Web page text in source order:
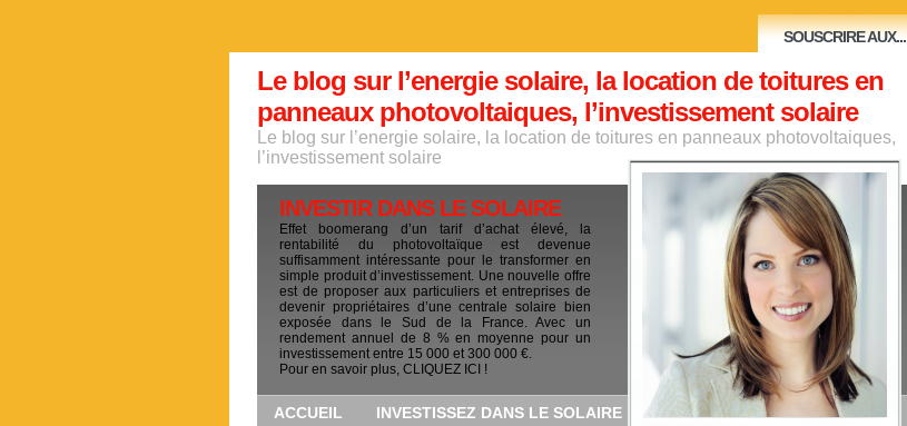
SOUSCRIRE AUX...
Le blog sur l’energie solaire, la location de toitures en
panneaux photovoltaiques, l’investissement solaire
Le blog sur l’energie solaire, la location de toitures en panneaux photovoltaiques,
l’investissement solaire
INVESTIR DANS LE SOLAIRE
Effet boomerang d’un tarif d’achat élevé, la
rentabilité du photovoltaïque est devenue
suffisamment intéressante pour le transformer en
simple produit d’investissement. Une nouvelle offre
est de proposer aux particuliers et entreprises de
devenir propriétaires d’une centrale solaire bien
exposée dans le Sud de la France. Avec un
rendement annuel de 8 % en moyenne pour un
investissement entre 15 000 et 300 000 €.
Pour en savoir plus, CLIQUEZ ICI !
ACCUEIL INVESTISSEZ DANS LE SOLAIRE